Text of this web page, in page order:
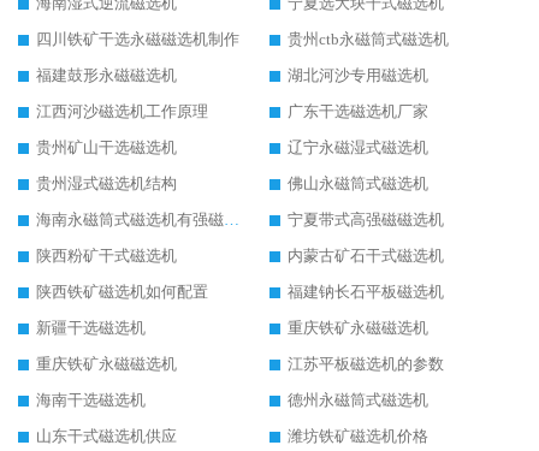
四川铁矿干选永磁磁选机制作
贵州ctb永磁筒式磁选机
福建鼓形永磁磁选机
湖北河沙专用磁选机
江西河沙磁选机工作原理
广东干选磁选机厂家
贵州矿山干选磁选机
辽宁永磁湿式磁选机
贵州湿式磁选机结构
佛山永磁筒式磁选机
海南永磁筒式磁选机有强磁的吗
宁夏带式高强磁磁选机
陕西粉矿干式磁选机
内蒙古矿石干式磁选机
陕西铁矿磁选机如何配置
福建钠长石平板磁选机
新疆干选磁选机
重庆铁矿永磁磁选机
重庆铁矿永磁磁选机
江苏平板磁选机的参数
海南干选磁选机
德州永磁筒式磁选机
山东干式磁选机供应
潍坊铁矿磁选机价格